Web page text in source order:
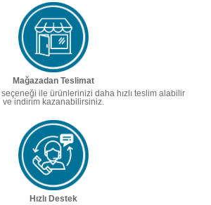
Mağazadan Teslimat
ile ürünlerinizi daha hızlı teslim alabilir
ve indirim kazanabilirsiniz.
Hızlı Destek